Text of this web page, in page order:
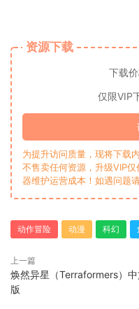
资源下载
下载
仅限VIP
为提升访问质量，现将下载
不售卖任何资源，升级VIP
器维护运营成本！如遇问题
动作冒险 动漫 科幻
上一篇
焕然异星（Terraformers）中
版